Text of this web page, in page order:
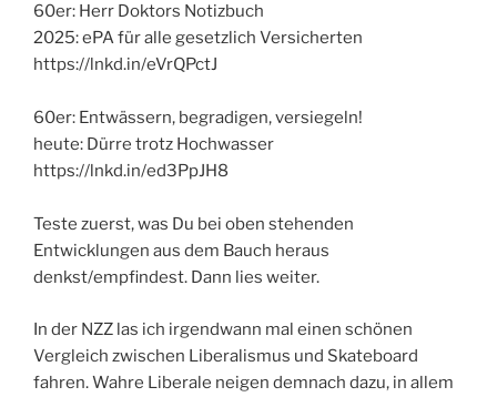
60er: Herr Doktors Notizbuch
2025: ePA für alle gesetzlich Versicherten
https://lnkd.in/eVrQPctJ
60er: Entwässern, begradigen, versiegeln!
heute: Dürre trotz Hochwasser
https://lnkd.in/ed3PpJH8
Teste zuerst, was Du bei oben stehenden
Entwicklungen aus dem Bauch heraus
denkst/empfindest. Dann lies weiter.
In der NZZ las ich irgendwann mal einen schönen
Vergleich zwischen Liberalismus und Skateboard
fahren. Wahre Liberale neigen demnach dazu, in allem